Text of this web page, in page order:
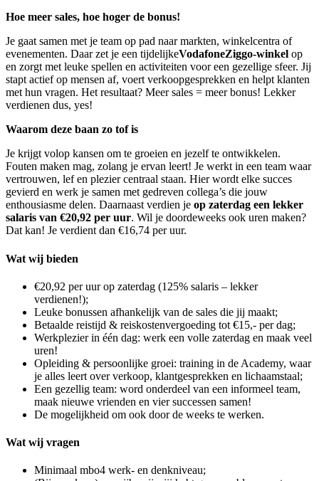
Hoe meer sales, hoe hoger de bonus!
Je gaat samen met je team op pad naar markten, winkelcentra of
evenementen. Daar zet je een tijdelijkeVodafoneZiggo-winkel op
en zorgt met leuke spellen en activiteiten voor een gezellige sfeer. Jij
stapt actief op mensen af, voert verkoopgesprekken en helpt klanten
met hun vragen. Het resultaat? Meer sales = meer bonus! Lekker
verdienen dus, yes!
Waarom deze baan zo tof is
Je krijgt volop kansen om te groeien en jezelf te ontwikkelen.
Fouten maken mag, zolang je ervan leert! Je werkt in een team waar
vertrouwen, lef en plezier centraal staan. Hier wordt elke succes
gevierd en werk je samen met gedreven collega’s die jouw
enthousiasme delen. Daarnaast verdien je op zaterdag een lekker
salaris van €20,92 per uur. Wil je doordeweeks ook uren maken?
Dat kan! Je verdient dan €16,74 per uur.
Wat wij bieden
€20,92 per uur op zaterdag (125% salaris – lekker
verdienen!);
Leuke bonussen afhankelijk van de sales die jij maakt;
Betaalde reistijd & reiskostenvergoeding tot €15,- per dag;
Werkplezier in één dag: werk een volle zaterdag en maak veel
uren!
Opleiding & persoonlijke groei: training in de Academy, waar
je alles leert over verkoop, klantgesprekken en lichaamstaal;
Een gezellig team: word onderdeel van een informeel team,
maak nieuwe vrienden en vier successen samen!
De mogelijkheid om ook door de weeks te werken.
Wat wij vragen
Minimaal mbo4 werk- en denkniveau;